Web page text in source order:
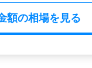
額の相場を見る